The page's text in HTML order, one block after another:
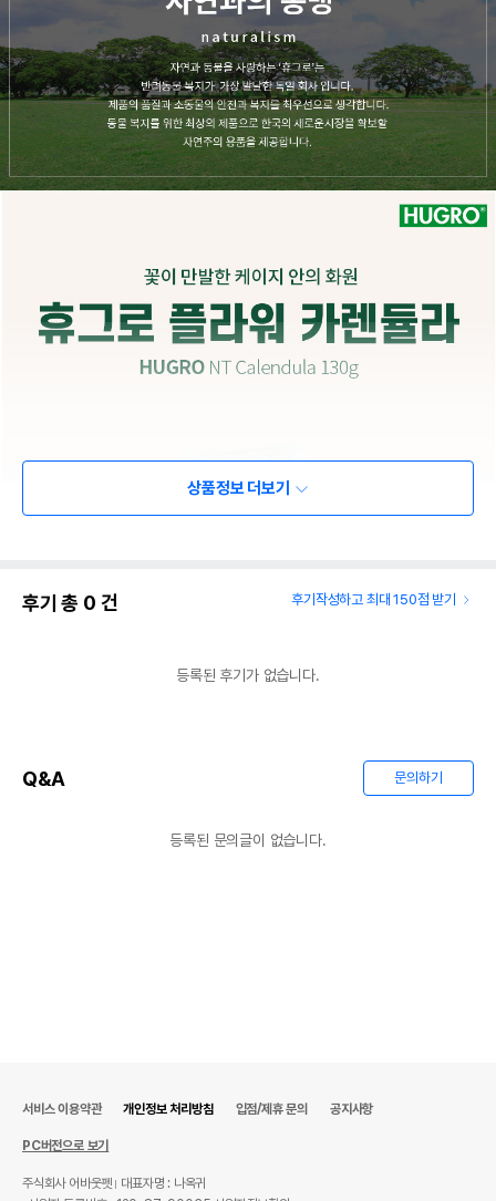
상품정보 더보기
후기 총 0 건 후기작성하고 최대 150점 받기
등록된 후기가 없습니다.
Q&A 문의하기
등록된 문의글이 없습니다.
서비스 이용약관 개인정보 처리방침 입점/제휴 문의 공지사항
PC버전으로 보기
주식회사 어바웃펫
대표자명 : 나옥귀